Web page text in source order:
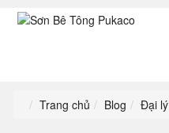
Trang chủ Blog Đại